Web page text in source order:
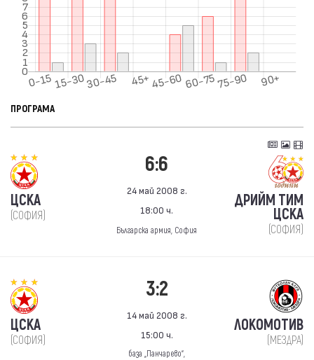
ПРОГРАМА
ЦСКА
(СОФИЯ)
6:6
24 май 2008 г.
18:00 ч.
Българска армия, София
ДРИЙМ ТИМ
ЦСКА
(СОФИЯ)
ЦСКА
(СОФИЯ)
3:2
14 май 2008 г.
15:00 ч.
база „Панчарево“,
ЛОКОМОТИВ
(МЕЗДРА)